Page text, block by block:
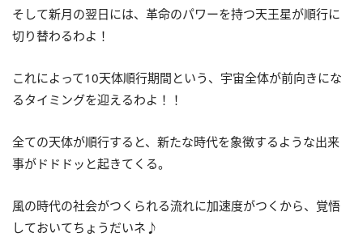
そして新月の翌日には、革命のパワーを持つ天王星が順行に
切り替わるわよ！
これによって10天体順行期間という、宇宙全体が前向きにな
るタイミングを迎えるわよ！！
全ての天体が順行すると、新たな時代を象徴するような出来
事がドドドッと起きてくる。
風の時代の社会がつくられる流れに加速度がつくから、覚悟
しておいてちょうだいネ♪